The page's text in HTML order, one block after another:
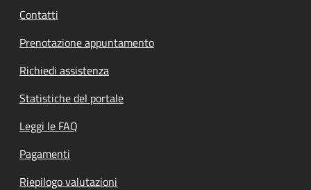
Contatti
Prenotazione appuntamento
Richiedi assistenza
Statistiche del portale
Leggi le FAQ
Pagamenti
Riepilogo valutazioni